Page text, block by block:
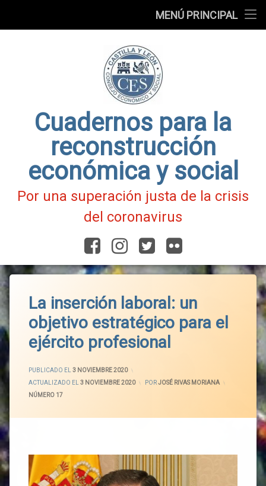
MENÚ PRINCIPAL
Cuadernos para la
reconstrucción
económica y social
Por una superación justa de la crisis
del coronavirus
FacebookInstagram
TwitterFlickr
La inserción laboral: un
objetivo estratégico para el
ejército profesional
PUBLICADO EL 3 NOVIEMBRE 2020
ACTUALIZADO EL 3 NOVIEMBRE 2020 PORJOSÉ RIVAS MORIANA
CATEGORÍAS:
NÚMERO 17